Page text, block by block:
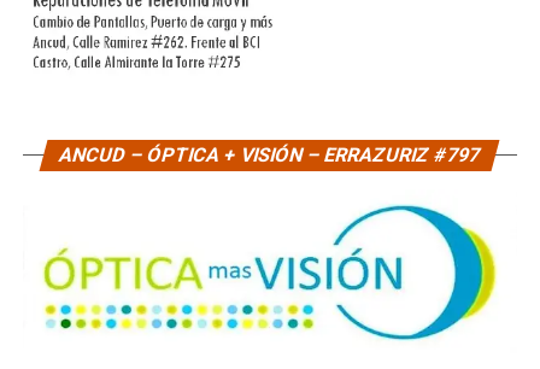
ANCUD – ÓPTICA + VISIÓN – ERRAZURIZ #797